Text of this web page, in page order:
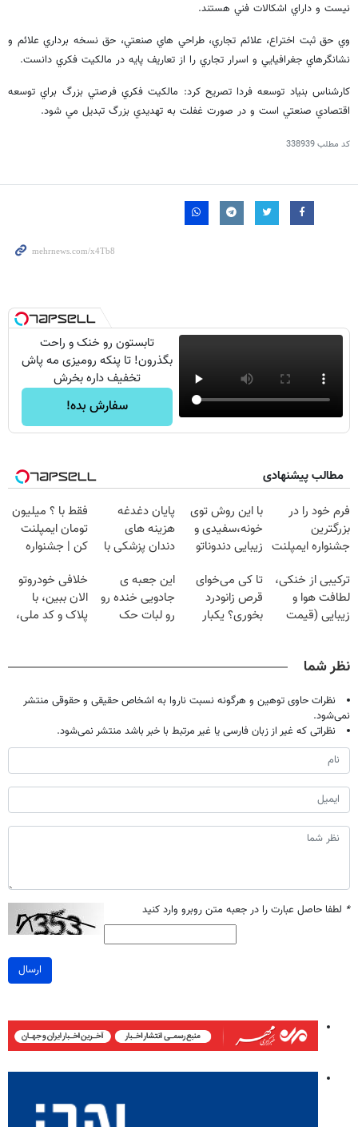
نيست و داراي اشكالات فني هستند.
وي حق ثبت اختراع، علائم تجاري، طراحي هاي صنعتي، حق نسخه برداري علائم و
نشانگرهاي جغرافيايي و اسرار تجاري را از تعاريف پايه در مالكيت فكري دانست.
كارشناس بنياد توسعه فردا تصريح كرد: مالكيت فكري فرصتي بزرگ براي توسعه
اقتصادي صنعتي است و در صورت غفلت به تهديدي بزرگ تبديل مي شود.
کد مطلب338939
تابستون رو خنک و راحت
بگذرون! تا پنکه رومیزی مه پاش
تخفیف داره بخرش
سفارش بده!
مطالب پیشنهادی
فرم خود را در
بزرگترین
جشنواره ایمپلنت
فقط ۲۵ میلیون
با این روش توی
خونه،سفیدی و
زیبایی دندوناتو
(40%off)
پایان دغدغه
هزینه های
دندان پزشکی با
خانگی
فقط با ؟ میلیون
تومان ایمپلنت
کن | جشنواره
ترکیبی از خنکی،
لطافت هوا و
زیبایی (قیمت
تا کی می‌خوای
قرص زانودرد
بخوری؟ یکبار
این جعبه ی
جادویی خنده رو
رو لبات حک
خلافی خودروتو
الان ببین، با
پلاک و کد ملی،
نظر شما
نظرات حاوی توهین و هرگونه نسبت ناروا به اشخاص حقیقی و حقوقی منتشر
نمی‌شود.
نظراتی که غیر از زبان فارسی یا غیر مرتبط با خبر باشد منتشر نمی‌شود.
* لطفا حاصل عبارت را در جعبه متن روبرو وارد کنید
ارسال